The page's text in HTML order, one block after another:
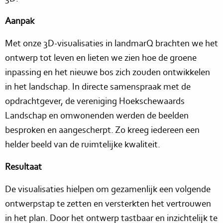
Aanpak
Met onze 3D-visualisaties in landmarQ brachten we het
ontwerp tot leven en lieten we zien hoe de groene
inpassing en het nieuwe bos zich zouden ontwikkelen
in het landschap. In directe samenspraak met de
opdrachtgever, de vereniging Hoekschewaards
Landschap en omwonenden werden de beelden
besproken en aangescherpt. Zo kreeg iedereen een
helder beeld van de ruimtelijke kwaliteit.
Resultaat
De visualisaties hielpen om gezamenlijk een volgende
ontwerpstap te zetten en versterkten het vertrouwen
in het plan. Door het ontwerp tastbaar en inzichtelijk te